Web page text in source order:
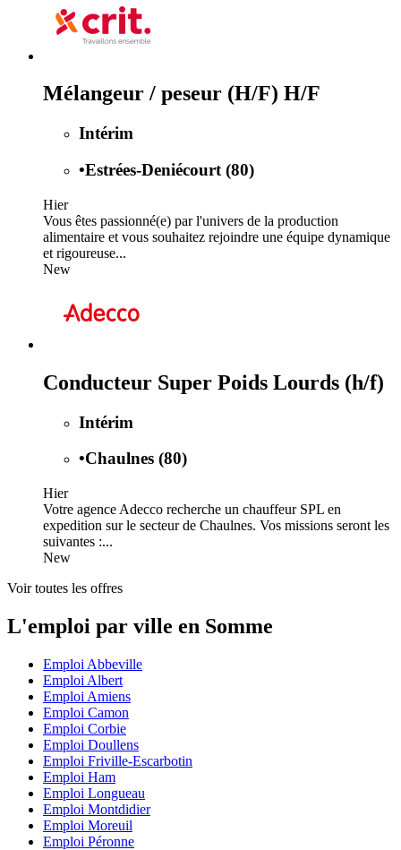
Mélangeur / peseur (H/F) H/F
Intérim
•Estrées-Deniécourt (80)
Hier
Vous êtes passionné(e) par l'univers de la production
alimentaire et vous souhaitez rejoindre une équipe dynamique
et rigoureuse...
New
Conducteur Super Poids Lourds (h/f)
Intérim
•Chaulnes (80)
Hier
Votre agence Adecco recherche un chauffeur SPL en
expedition sur le secteur de Chaulnes. Vos missions seront les
suivantes :...
New
Voir toutes les offres
L'emploi par ville en Somme
Emploi Abbeville
Emploi Albert
Emploi Amiens
Emploi Camon
Emploi Corbie
Emploi Doullens
Emploi Friville-Escarbotin
Emploi Ham
Emploi Longueau
Emploi Montdidier
Emploi Moreuil
Emploi Péronne